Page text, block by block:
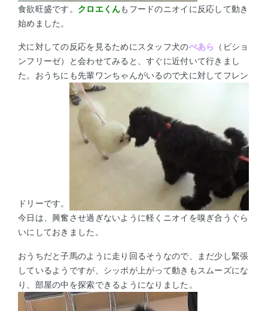
食欲旺盛です。 クロエくんもフードのニオイに反応して動き
始めました。
犬に対しての反応を見るためにスタッフ犬のぺあら （ビショ
ンフリーゼ）と会わせてみると、すぐに近付いて行きまし
た。おうちにも先輩ワンちゃんがいるので犬に対してフレン
ドリーです。
今日は、興奮させ過ぎないように軽くニオイを嗅ぎ合うぐら
いにしておきました。
おうちだと子馬のように走り回るそうなので、まだ少し緊張
しているようですが、シッポが上がって動きもスムーズにな
り、部屋の中を探索できるようになりました。